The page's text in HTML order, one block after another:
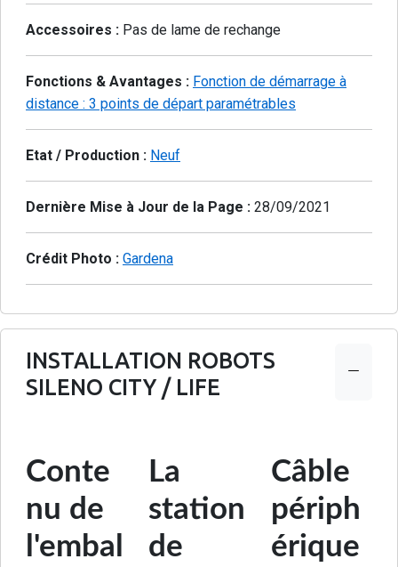
Accessoires : Pas de lame de rechange
Fonctions & Avantages : Fonction de démarrage à
distance : 3 points de départ paramétrables
Etat / Production : Neuf
Dernière Mise à Jour de la Page : 28/09/2021
Crédit Photo : Gardena
INSTALLATION ROBOTS
SILENO CITY / LIFE
Conte
nu de
l'embal
La
station
de
Câble
périph
érique